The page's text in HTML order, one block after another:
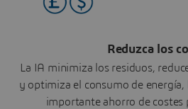
Reduzca los
La IA minimiza los residuos,
y optimiza el consumo de energía,
importante ahorro de costes